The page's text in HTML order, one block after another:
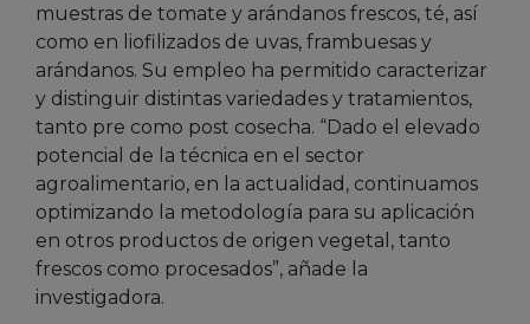
muestras de tomate y arándanos frescos, té, así
como en liofilizados de uvas, frambuesas y
arándanos. Su empleo ha permitido caracterizar
y distinguir distintas variedades y tratamientos,
tanto pre como post cosecha. “Dado el elevado
potencial de la técnica en el sector
agroalimentario, en la actualidad, continuamos
optimizando la metodología para su aplicación
en otros productos de origen vegetal, tanto
frescos como procesados”, añade la
investigadora.